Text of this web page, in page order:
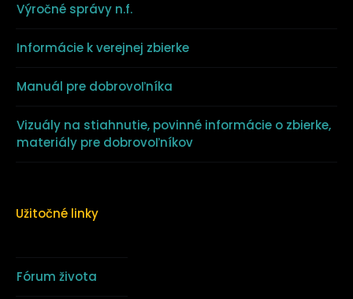
Výročné správy n.f.
Informácie k verejnej zbierke
Manuál pre dobrovoľníka
Vizuály na stiahnutie, povinné informácie o zbierke,
materiály pre dobrovoľníkov
Užitočné linky
Fórum života